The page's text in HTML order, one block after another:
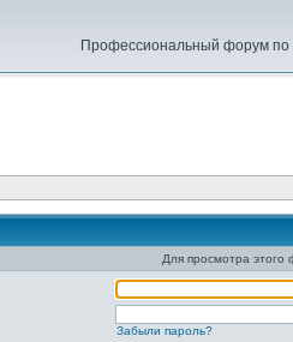
Профессиональный форум по
Для просмотра
Забыли пароль?